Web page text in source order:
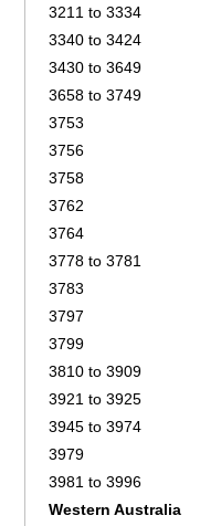
3211 to 3334
3340 to 3424
3430 to 3649
3658 to 3749
3753
3756
3758
3762
3764
3778 to 3781
3783
3797
3799
3810 to 3909
3921 to 3925
3945 to 3974
3979
3981 to 3996
Western Australia